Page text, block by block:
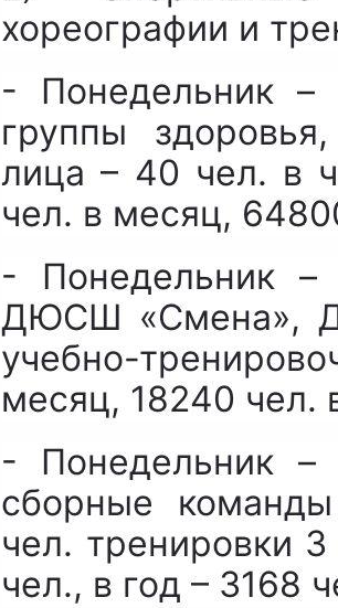
хореографии и
- Понедельник –
группы
лица – 40 чел. в
чел. в месяц,
- Понедельник –
ДЮСШ «Смена»,
учебно-
месяц, 18240 чел.
- Понедельник –
сборные
чел. тренировки
чел., в год – 3168